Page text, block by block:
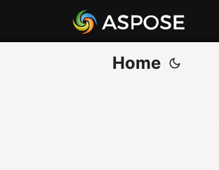
Home